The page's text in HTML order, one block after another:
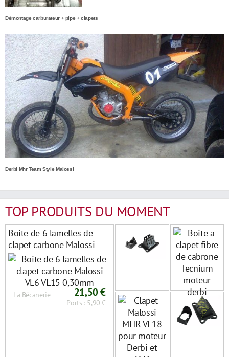
Démontage carburateur + pipe + clapets
Derbi Mhr Team Style Malossi
TOP PRODUITS DU MOMENT
Boite de 6 lamelles de
clapet carbone Malossi
VL6 VL15 0,30mm
La Bécanerie 21,50 €
Ports : 5,90 €